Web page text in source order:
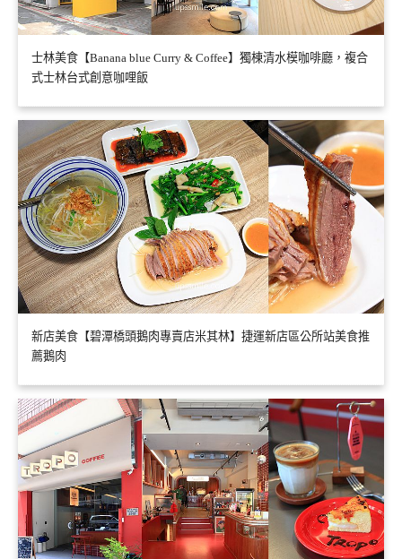
士林美食【Banana blue Curry & Coffee】獨棟清水模咖啡廳，複合
式士林台式創意咖哩飯
新店美食【碧潭橋頭鵝肉專賣店米其林】捷運新店區公所站美食推
薦鵝肉